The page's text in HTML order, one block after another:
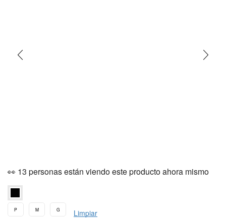
👀 13 personas están viendo este producto ahora mismo
P M G Limpiar